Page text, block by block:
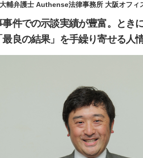
輔弁護士 Authense法律事務所 大阪オフィ
件での示談実績が豊富。とき
良の結果」を手繰り寄せる人